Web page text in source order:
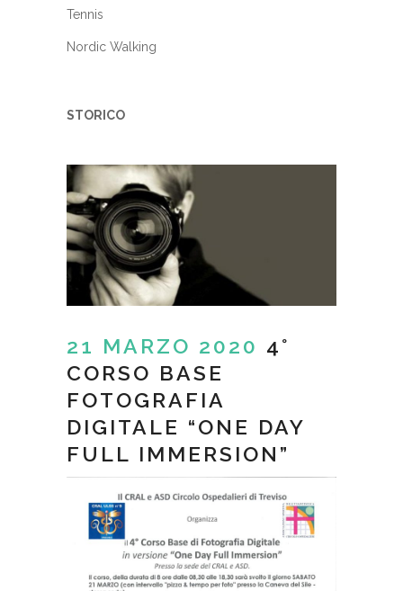
Tennis
Nordic Walking
STORICO
21 MARZO 2020 4°
CORSO BASE
FOTOGRAFIA
DIGITALE “ONE DAY
FULL IMMERSION”